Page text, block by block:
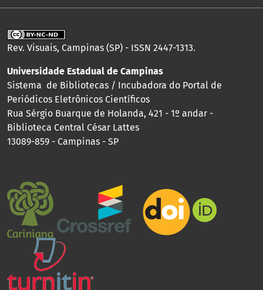
Rev. Visuais, Campinas (SP) - ISSN 2447-1313.
Universidade Estadual de Campinas
Sistema de Bibliotecas / Incubadora do Portal de
Periódicos Eletrônicos Científicos
Rua Sérgio Buarque de Holanda, 421 - 1º andar -
Biblioteca Central César Lattes
13089-859 - Campinas - SP